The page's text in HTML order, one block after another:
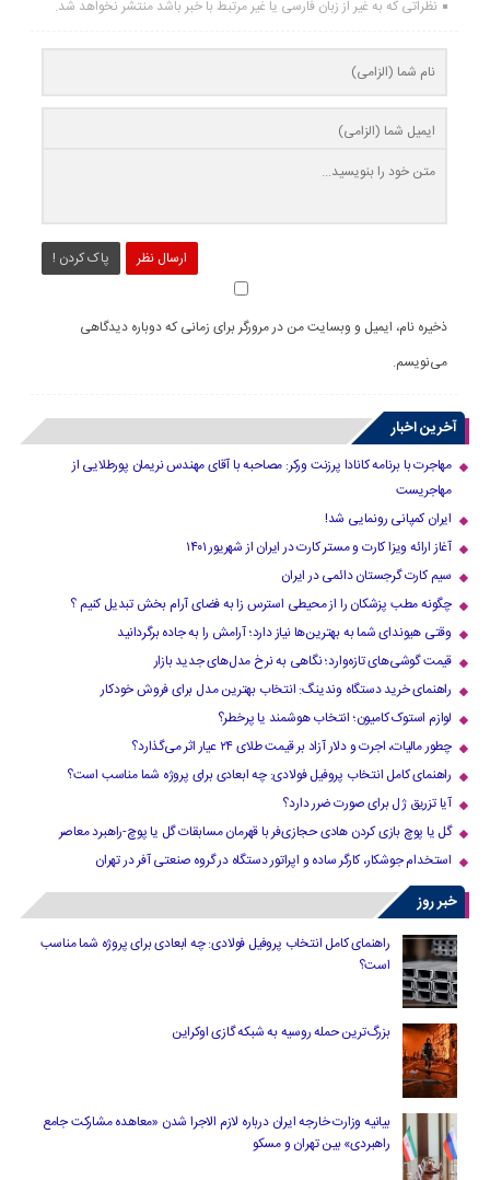
نظراتی که به غیر از زبان فارسی یا غیر مرتبط با خبر باشد منتشر نخواهد شد.
ارسال نظر پاک کردن !
ذخیره نام، ایمیل و وبسایت من در مرورگر برای زمانی که دوباره دیدگاهی
می‌نویسم.
آخرین اخبار
مهاجرت با برنامه کانادا پرزنت ورکر: مصاحبه با آقای مهندس نریمان پورطلایی از
مهاجریست
ایران کمپانی رونمایی شد!
آغاز ارائه ویزا کارت و مستر کارت در ایران از شهریور ۱۴۰۱
سیم کارت گرجستان دائمی در ایران
چگونه مطب پزشکان را از محیطی استرس زا به فضای آرام بخش تبدیل کنیم ؟
وقتی هیوندای شما به بهترین‌ها نیاز دارد؛ آرامش را به جاده برگردانید
قیمت گوشی‌های تازه‌وارد؛ نگاهی به نرخ مدل‌های جدید بازار
راهنمای خرید دستگاه وندینگ: انتخاب بهترین مدل برای فروش خودکار
لوازم استوک کامیون؛ انتخاب هوشمند یا پرخطر؟
چطور مالیات، اجرت و دلار آزاد بر قیمت طلای ۲۴ عیار اثر می‌گذارد؟
راهنمای کامل انتخاب پروفیل فولادی: چه ابعادی برای پروژه شما مناسب است؟
آیا تزریق ژل برای صورت ضرر دارد​؟
گل یا پوچ بازی کردن هادی حجازی‌فر با قهرمان مسابقات گل یا پوچ-راهبرد معاصر
استخدام جوشکار، کارگر ساده و اپراتور دستگاه در گروه صنعتی آفر در تهران
خبر روز
راهنمای کامل انتخاب پروفیل فولادی: چه ابعادی برای پروژه شما مناسب
است؟
بزرگ‌ترین حمله روسیه به شبکه گازی اوکراین
بیانیه وزارت خارجه ایران درباره لازم‌ الاجرا شدن «معاهده مشارکت جامع
راهبردی» بین تهران و مسکو